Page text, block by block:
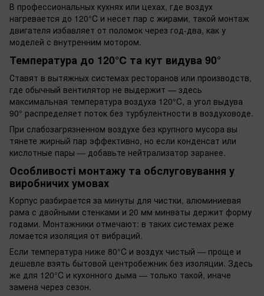
В профессиональных кухнях или цехах, где воздух
нагревается до 120°C и несет пар с жирами, такой монтаж
двигателя избавляет от поломок через год-два, как у
моделей с внутренним мотором.
Температура до 120°C та кут видува 90°
Ставят в вытяжных системах ресторанов или производств,
где обычный вентилятор не выдержит — здесь
максимальная температура воздуха 120°C, а угол выдува
90° распределяет поток без турбулентности в воздуховоде.
При слабозагрязненном воздухе без крупного мусора вы
тянете жирный пар эффективно, но если конденсат или
кислотные пары — добавьте нейтрализатор заранее.
Особливості монтажу та обслуговування у
виробничих умовах
Корпус разбирается за минуты для чистки, алюминиевая
рама с двойными стенками и 20 мм минваты держит форму
годами. Монтажники отмечают: в таких системах реже
ломается изоляция от вибраций.
Если температура ниже 80°C и воздух чистый — проще и
дешевле взять бытовой центробежник без изоляции. Здесь
же для 120°C и кухонного дыма — только такой, иначе
замена через сезон.